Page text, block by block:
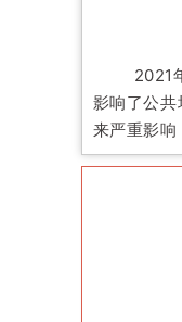
2021
影响了公
来严重影响